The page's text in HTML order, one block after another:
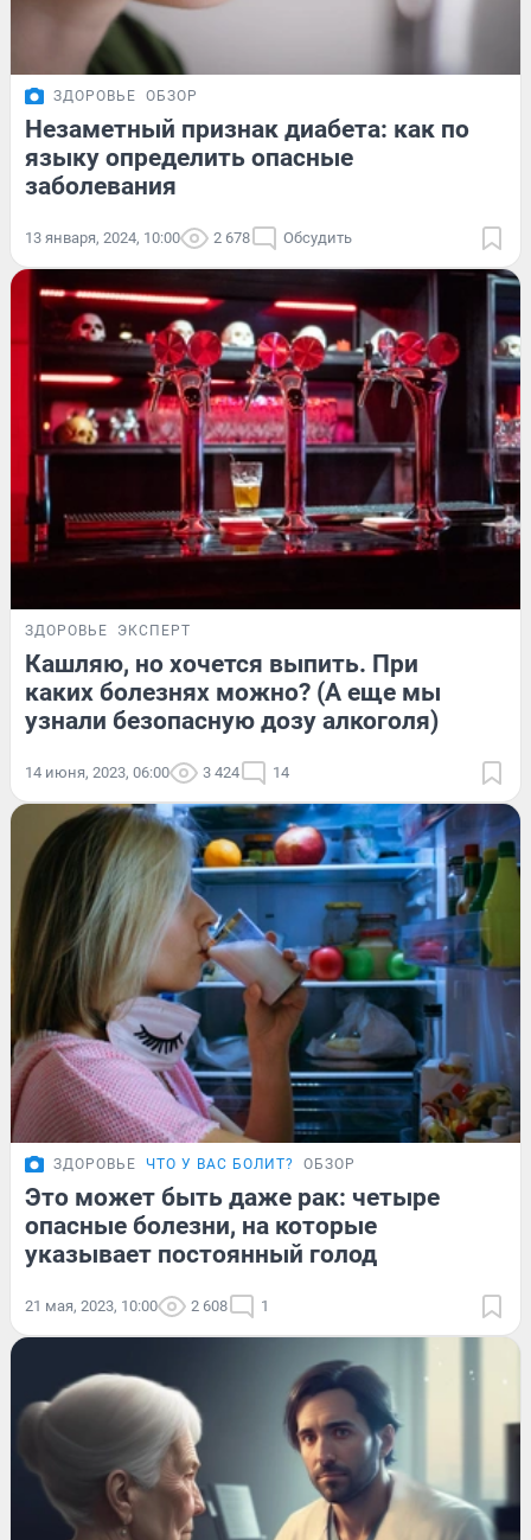
ЗДОРОВЬЕ ОБЗОР
Незаметный признак диабета: как по
языку определить опасные
заболевания
13 января, 2024, 10:00 2 678 Обсудить
ЗДОРОВЬЕ ЭКСПЕРТ
Кашляю, но хочется выпить. При
каких болезнях можно? (А еще мы
узнали безопасную дозу алкоголя)
14 июня, 2023, 06:00 3 424 14
ЗДОРОВЬЕ ЧТО У ВАС БОЛИТ? ОБЗОР
Это может быть даже рак: четыре
опасные болезни, на которые
указывает постоянный голод
21 мая, 2023, 10:00 2 608 1